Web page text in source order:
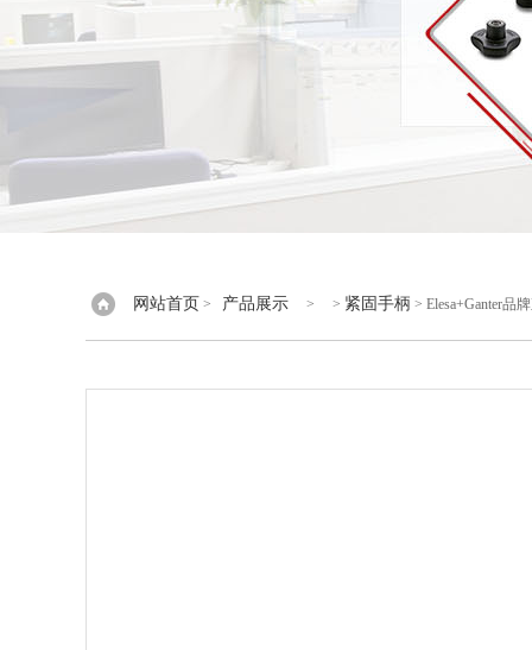
网站首页 > 产品展示 > > 紧固手柄 > Elesa+Ganter品